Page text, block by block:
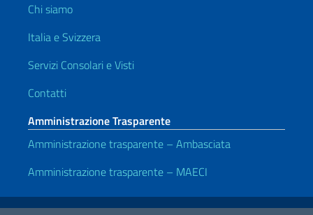
Chi siamo
Italia e Svizzera
Servizi Consolari e Visti
Contatti
Amministrazione Trasparente
Amministrazione trasparente – Ambasciata
Amministrazione trasparente – MAECI
Link Utili